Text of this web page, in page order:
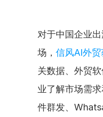
对于中国企业
场， 信风AI外
关数据、外贸
业了解市场需
件群发、